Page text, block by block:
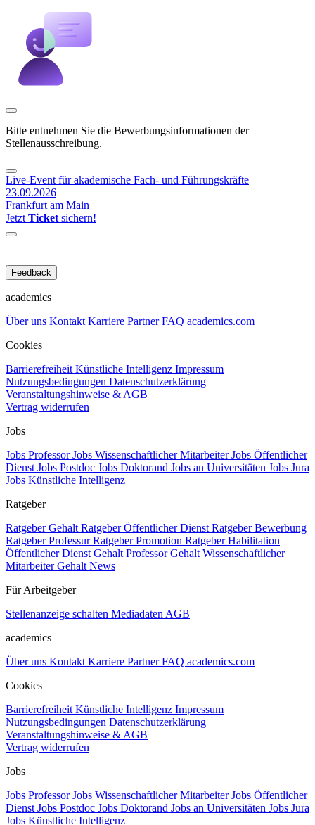
Bitte entnehmen Sie die Bewerbungsinformationen der
Stellenausschreibung.
Live-Event für akademische Fach- und Führungskräfte
23.09.2026
Frankfurt am Main
Jetzt Ticket sichern!
Feedback
academics
Über uns Kontakt Karriere PartnerFAQ academics.com
Cookies
Barrierefreiheit Künstliche Intelligenz Impressum
Nutzungsbedingungen Datenschutzerklärung
Veranstaltungshinweise & AGB
Vertrag widerrufen
Jobs
Jobs ProfessorJobs Wissenschaftlicher MitarbeiterJobs Öffentlicher
Dienst Jobs Postdoc Jobs Doktorand Jobs an Universitäten Jobs Jura
Jobs Künstliche Intelligenz
Ratgeber
Ratgeber Gehalt Ratgeber Öffentlicher Dienst Ratgeber Bewerbung
Ratgeber ProfessurRatgeber Promotion Ratgeber Habilitation
Öffentlicher Dienst Gehalt Professor Gehalt Wissenschaftlicher
Mitarbeiter Gehalt News
Für Arbeitgeber
Stellenanzeige schalten Mediadaten AGB
academics
Über uns Kontakt Karriere PartnerFAQ academics.com
Cookies
Barrierefreiheit Künstliche Intelligenz Impressum
Nutzungsbedingungen Datenschutzerklärung
Veranstaltungshinweise & AGB
Vertrag widerrufen
Jobs
Jobs ProfessorJobs Wissenschaftlicher MitarbeiterJobs Öffentlicher
Dienst Jobs Postdoc Jobs Doktorand Jobs an Universitäten Jobs Jura
Jobs Künstliche Intelligenz